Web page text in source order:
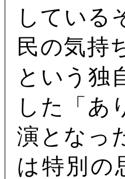
している
民の気持
という独
した「あ
演となっ
は特別の